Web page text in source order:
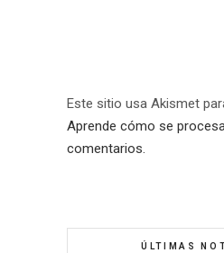
Este sitio usa Akismet
Aprende cómo se
comentarios.
ÚLTIMAS